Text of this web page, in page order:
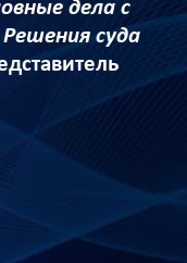
дела с
суда